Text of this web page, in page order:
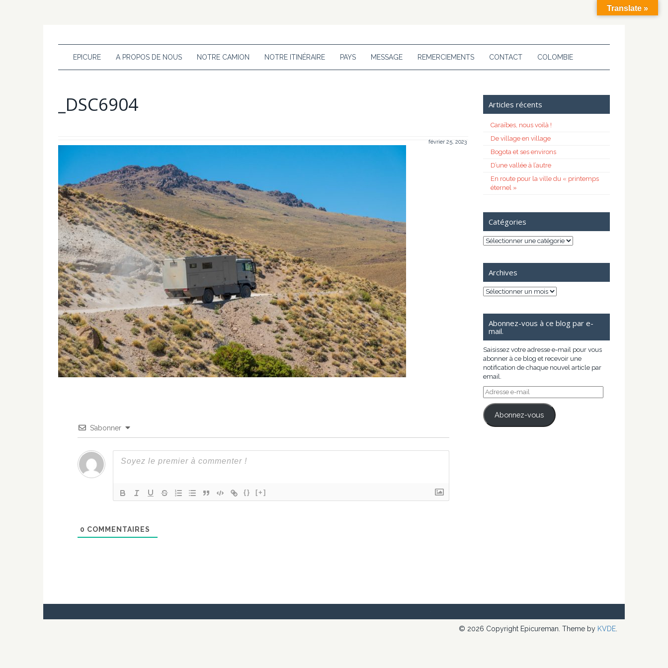
EPICURE A PROPOS DE NOUS NOTRE CAMION NOTRE ITINÉRAIRE PAYS MESSAGE REMERCIEMENTS CONTACT COLOMBIE
_DSC6904
février 25, 2023
S’abonner
{} [+]
0 COMMENTAIRES
Articles récents
Caraïbes, nous voilà !
De village en village
Bogota et ses environs
D’une vallée à l’autre
En route pour la ville du « printemps
éternel »
Catégories
Catégories
Archives
Archives
Abonnez-vous à ce blog par e-
mail.
Saisissez votre adresse e-mail pour vous
abonner à ce blog et recevoir une
notification de chaque nouvel article par
email.
Adresse
e-
mail
Abonnez-vous
© 2026 Copyright Epicureman. Theme by KVDE
Translate »